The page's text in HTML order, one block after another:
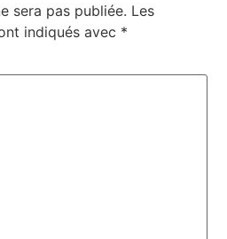
sera pas publiée. Les
indiqués avec *